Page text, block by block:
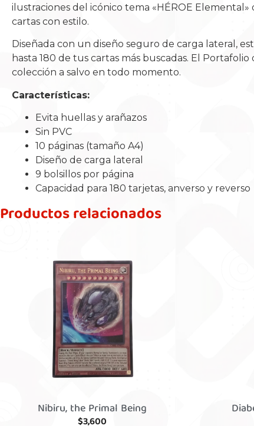
ilustraciones del icónico tema «HÉROE
cartas con estilo.
Diseñada con un diseño seguro de carga lateral,
hasta 180 de tus cartas más buscadas. El
colección a salvo en todo momento.
Características:
Evita huellas y arañazos
Sin PVC
10 páginas (tamaño A4)
Diseño de carga lateral
9 bolsillos por página
Capacidad para 180 tarjetas, anverso y reverso
Productos relacionados
Nibiru, the Primal Being
$3,600